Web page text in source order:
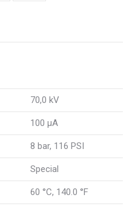
70,0 kV
100 µA
8 bar, 116 PSI
Special
60 °C, 140.0 °F